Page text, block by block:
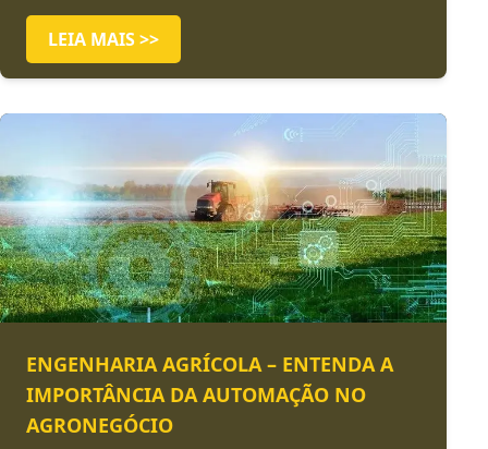
LEIA MAIS >>
ENGENHARIA AGRÍCOLA – ENTENDA A
IMPORTÂNCIA DA AUTOMAÇÃO NO
AGRONEGÓCIO